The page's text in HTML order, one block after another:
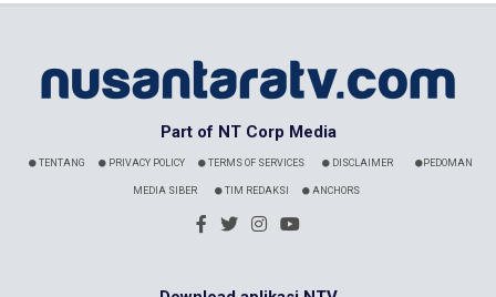
Part of NT Corp Media
TENTANG PRIVACY POLICY TERMS OF SERVICES DISCLAIMER PEDOMAN
MEDIA SIBER TIM REDAKSI ANCHORS